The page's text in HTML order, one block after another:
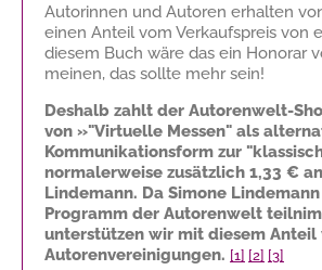
Autorinnen und Autoren erhalten
einen Anteil vom Verkaufspreis von
diesem Buch wäre das ein Honorar
meinen, das sollte mehr sein!
Deshalb zahlt der Autorenwelt-
von »"Virtuelle Messen" als
Kommunikationsform zur
normalerweise zusätzlich 1,33 €
Lindemann. Da Simone
Programm der Autorenwelt
unterstützen wir mit diesem Anteil
Autorenvereinigungen. [1] [2] [3]